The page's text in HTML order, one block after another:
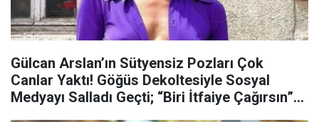
Gülcan Arslan’ın Sütyensiz Pozları Çok
Canlar Yaktı! Göğüs Dekoltesiyle Sosyal
Medyayı Salladı Geçti; “Biri İtfaiye Çağırsın”